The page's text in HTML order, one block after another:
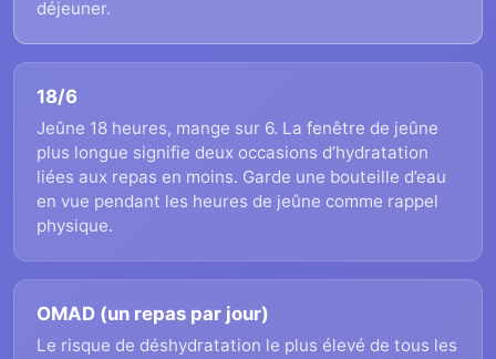
déjeuner.
18/6
Jeûne 18 heures, mange sur 6. La fenêtre de jeûne
plus longue signifie deux occasions d’hydratation
liées aux repas en moins. Garde une bouteille d’eau
en vue pendant les heures de jeûne comme rappel
physique.
OMAD (un repas par jour)
Le risque de déshydratation le plus élevé de tous les